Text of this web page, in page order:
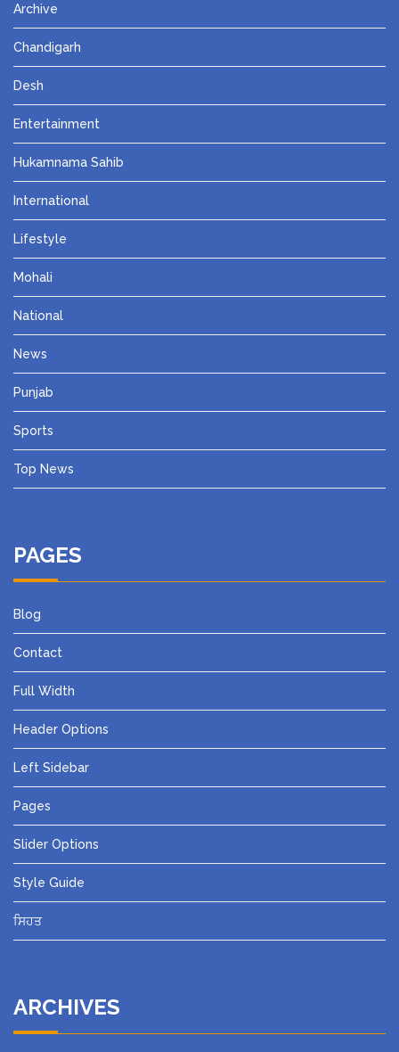
Archive
Chandigarh
Desh
Entertainment
Hukamnama Sahib
International
Lifestyle
Mohali
National
News
Punjab
Sports
Top News
PAGES
Blog
Contact
Full Width
Header Options
Left Sidebar
Pages
Slider Options
Style Guide
ਸਿਹਤ
ARCHIVES